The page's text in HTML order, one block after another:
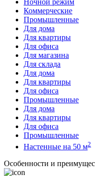
Ночной режим
Коммерческие
Промышленные
Для дома
Для квартиры
Для офиса
Для магазина
Для склада
Для дома
Для квартиры
Для офиса
Промышленные
Для дома
Для квартиры
Для офиса
Промышленные
Настенные на 50 м2
Особенности и